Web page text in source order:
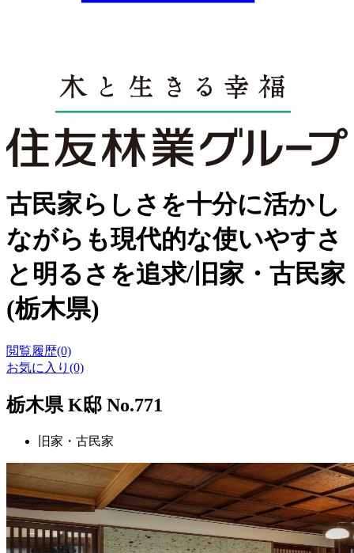
古民家らしさを十分に活かし
ながらも現代的な使いやすさ
と明るさを追求/旧家・古民家
(栃木県)
閲覧履歴(0)
お気に入り(0)
栃木県 K邸 No.771
旧家・古民家